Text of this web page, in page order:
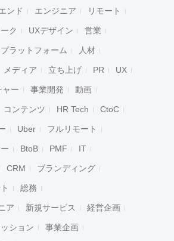
ンド エンジニア リモート
ク UXデザイン 営業
プラットフォーム 人材
メディア 立ち上げ PR UX
ャー 事業開発 動画
コンテンツ HR Tech CtoC
Uber フルリモート
BtoB PMF IT
CRM ブランディング
総務
ア 新規サービス 経営企画
ション 事業企画